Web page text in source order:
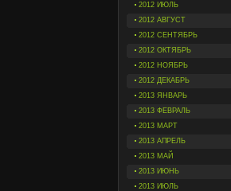
2012 ИЮЛЬ
2012 АВГУСТ
2012 СЕНТЯБРЬ
2012 ОКТЯБРЬ
2012 НОЯБРЬ
2012 ДЕКАБРЬ
2013 ЯНВАРЬ
2013 ФЕВРАЛЬ
2013 МАРТ
2013 АПРЕЛЬ
2013 МАЙ
2013 ИЮНЬ
2013 ИЮЛЬ